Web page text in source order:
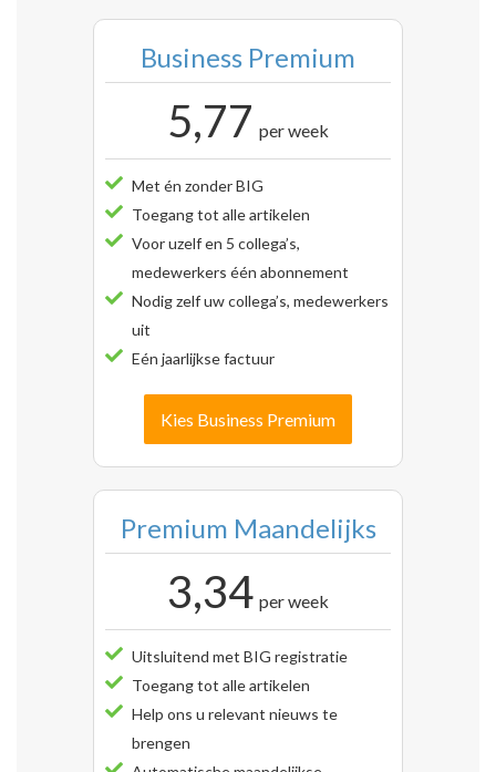
Business Premium
5,77 per week
Met én zonder BIG
Toegang tot alle artikelen
Voor uzelf en 5 collega’s,
medewerkers één abonnement
Nodig zelf uw collega’s, medewerkers
uit
Eén jaarlijkse factuur
Kies Business Premium
Premium Maandelijks
3,34 per week
Uitsluitend met BIG registratie
Toegang tot alle artikelen
Help ons u relevant nieuws te
brengen